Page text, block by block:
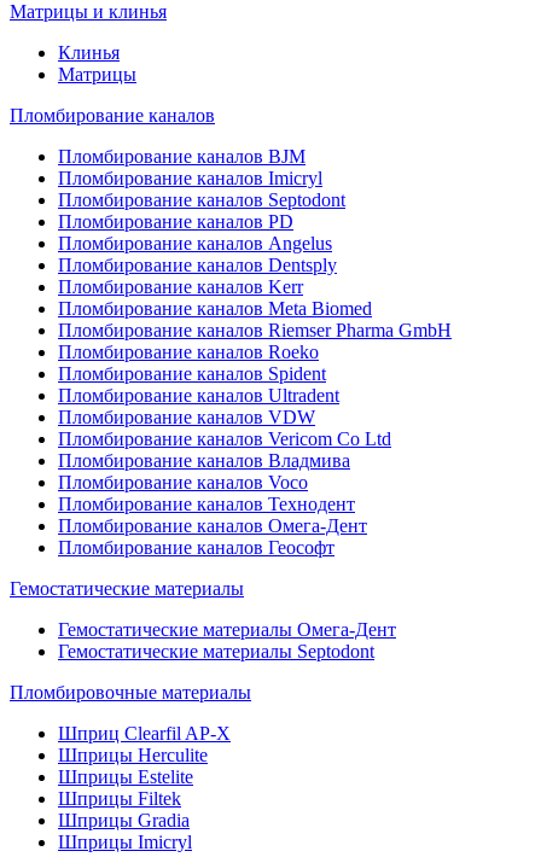
Матрицы и клинья
Клинья
Матрицы
Пломбирование каналов
Пломбирование каналов BJM
Пломбирование каналов Imicryl
Пломбирование каналов Septodont
Пломбирование каналов PD
Пломбирование каналов Angelus
Пломбирование каналов Dentsply
Пломбирование каналов Kerr
Пломбирование каналов Meta Biomed
Пломбирование каналов Riemser Pharma GmbH
Пломбирование каналов Roeko
Пломбирование каналов Spident
Пломбирование каналов Ultradent
Пломбирование каналов VDW
Пломбирование каналов Vericom Co Ltd
Пломбирование каналов Владмива
Пломбирование каналов Voco
Пломбирование каналов Технодент
Пломбирование каналов Омега-Дент
Пломбирование каналов Геософт
Гемостатические материалы
Гемостатические материалы Омега-Дент
Гемостатические материалы Septodont
Пломбировочные материалы
Шприц Clearfil AP-X
Шприцы Herculite
Шприцы Estelite
Шприцы Filtek
Шприцы Gradia
Шприцы Imicryl